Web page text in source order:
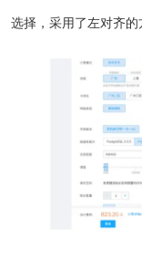
选择，采用了左对齐的